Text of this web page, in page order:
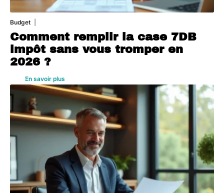
Budget
Comment remplir la case 7DB
impôt sans vous tromper en
2026 ?
En savoir plus